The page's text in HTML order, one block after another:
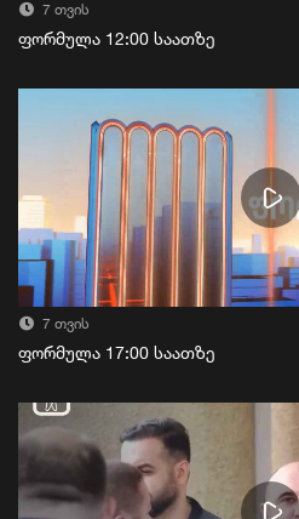
7 თვის
ფორმულა 12:00 საათზე
7 თვის
ფორმულა 17:00 საათზე